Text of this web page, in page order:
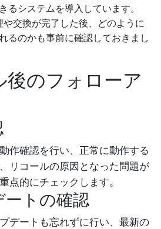
るシステムを導入しています。
や交換が完了した後、どのように
るのかも事前に確認しておきまし
後のフォローア
作確認を行い、正常に動作する
リコールの原因となった問題が
点的にチェックします。
ートの確認
デートも忘れずに行い、最新の